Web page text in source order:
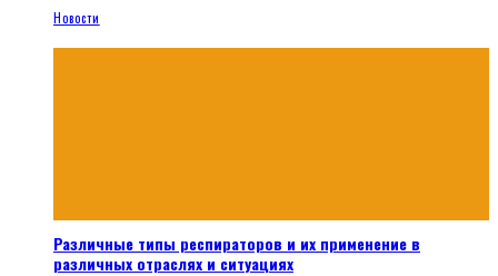
Новости
Различные типы респираторов и их применение в
различных отраслях и ситуациях